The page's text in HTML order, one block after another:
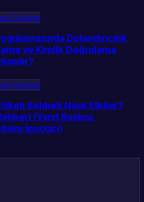
Sohbet
Dolandırıcılık
ve Kimlik Doğrulama
Sohbet
Sohbeti Nasıl Etkiler?
(Yanıt Baskısı,
İpuçları)